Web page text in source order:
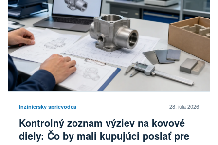
Inžiniersky sprievodca 28. júla 2026
Kontrolný zoznam výziev na kovové
diely: Čo by mali kupujúci poslať pre